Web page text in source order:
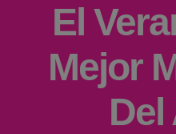
El
Mejor
Del